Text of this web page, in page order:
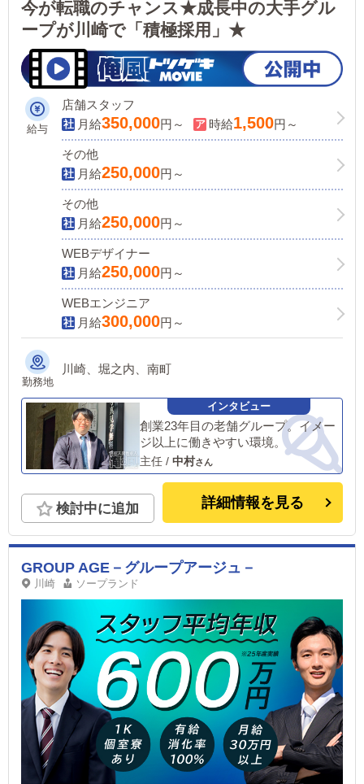
今が転職のチャンス★成長中の大手グル
ープが川崎で「積極採用」★
給与
店舗スタッフ
月給350,000円～ 時給1,500円～
その他
月給250,000円～
その他
月給250,000円～
WEBデザイナー
月給250,000円～
WEBエンジニア
月給300,000円～
勤務地
川崎、堀之内、南町
創業23年目の老舗グループ。イメー
ジ以上に働きやすい環境。
主任 / 中村
検討中に追加 詳細情報を見る
GROUP AGE－グループアージュ－
川崎 ソープランド